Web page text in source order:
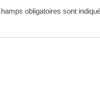
obligatoires sont